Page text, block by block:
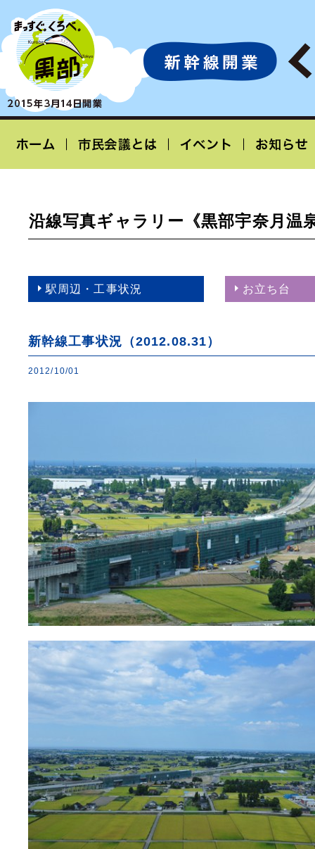
沿線写真ギャラリー《黒部宇奈月温
駅周辺・工事状況 お立ち台
新幹線工事状況（2012.08.31）
2012/10/01